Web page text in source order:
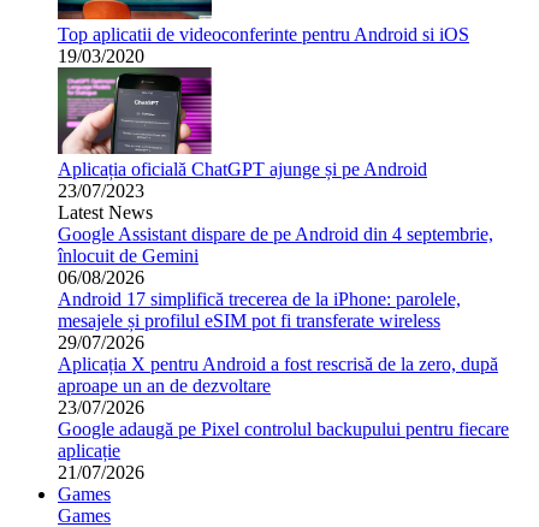
Top aplicatii de videoconferinte pentru Android si iOS
19/03/2020
Aplicația oficială ChatGPT ajunge și pe Android
23/07/2023
Latest News
Google Assistant dispare de pe Android din 4 septembrie,
înlocuit de Gemini
06/08/2026
Android 17 simplifică trecerea de la iPhone: parolele,
mesajele și profilul eSIM pot fi transferate wireless
29/07/2026
Aplicația X pentru Android a fost rescrisă de la zero, după
aproape un an de dezvoltare
23/07/2026
Google adaugă pe Pixel controlul backupului pentru fiecare
aplicație
21/07/2026
Games
Games